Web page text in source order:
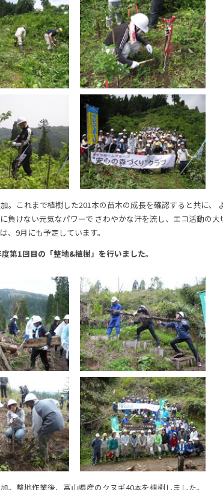
。これまで植樹した201本の苗木の成長を確認すると共に、
負けない元気なパワーで さわやかな汗を流し、エコ活動の大
、9月にも予定しています。
第1回目の「整地&植樹」を行いました。
。整地作業後、富山県産のクヌギ40本を植樹しました。